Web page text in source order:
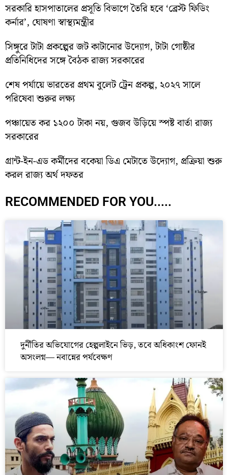
সরকারি হাসপাতালের প্রসূতি বিভাগে তৈরি হবে ‘ব্রেস্ট ফিডিং
কর্নার’, ঘোষণা স্বাস্থ্যমন্ত্রীর
সিঙ্গুরে টাটা প্রকল্পের জট কাটানোর উদ্যোগ, টাটা গোষ্ঠীর
প্রতিনিধিদের সঙ্গে বৈঠক রাজ্য সরকারের
শেষ পর্যায়ে ভারতের প্রথম বুলেট ট্রেন প্রকল্প, ২০২৭ সালে
পরিষেবা শুরুর লক্ষ্য
পঞ্চায়েত কর ১২০০ টাকা নয়, গুজব উড়িয়ে স্পষ্ট বার্তা রাজ্য
সরকারের
গ্রান্ট-ইন-এড কর্মীদের বকেয়া ডিএ মেটাতে উদ্যোগ, প্রক্রিয়া শুরু
করল রাজ্য অর্থ দফতর
RECOMMENDED FOR YOU.....
দুর্নীতির অভিযোগের হেল্পলাইনে ভিড়, তবে অধিকাংশ ফোনই
অসংলগ্ন— নবান্নের পর্যবেক্ষণ